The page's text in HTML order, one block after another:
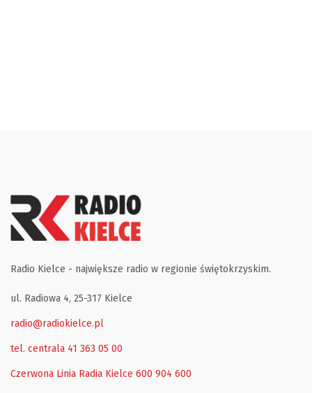
Radio Kielce - największe radio w regionie świętokrzyskim.
ul. Radiowa 4, 25-317 Kielce
radio@radiokielce.pl
tel. centrala 41 363 05 00
Czerwona Linia Radia Kielce 600 904 600